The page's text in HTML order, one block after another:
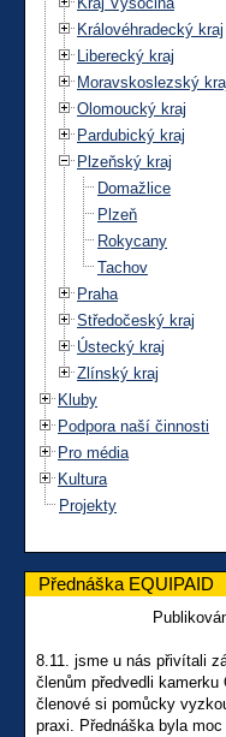
Královéhradecký kraj
Liberecký kraj
Moravskoslezský
Olomoucký kraj
Pardubický kraj
Plzeňský kraj
Domažlice
Plzeň
Rokycany
Tachov
Praha
Středočeský kraj
Ústecký kraj
Zlínský kraj
Kluby
Podpora naší činnosti
Pro média
Kultura
Projekty
Přednáška EQUIPAID
8.11. jsme u nás přivítali
členům předvedli
členové si pomůcky
praxi. Přednáška byla